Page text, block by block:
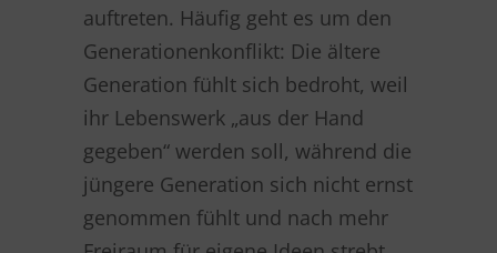
auftreten. Häufig geht es um den
Generationenkonflikt: Die ältere
Generation fühlt sich bedroht, weil
ihr Lebenswerk „aus der Hand
gegeben“ werden soll, während die
jüngere Generation sich nicht ernst
genommen fühlt und nach mehr